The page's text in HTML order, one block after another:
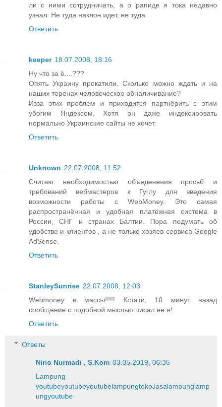
ли с ними сотрудничать, а о рапиде я тока недавно
узнал. Не туда наклон идет, не туда.
Ответить
keeper 18.07.2008, 18:16
Ну что за ё....???
Опять Украину прокатили. Сколько можно ждать и на
наших теренах человеческое обналичивание?
Изза этих проблем и приходится партнёрить с этим
убогим Яндексом. Хотя он даже индексировать
нормально Украинские сайты не хочет.
Ответить
Unknown 22.07.2008, 11:52
Считаю необходимостью объеденения просьб и
требований вебмастеров к Гуглу для введения
возможности работы с WebMoney. Это самая
распространённая и удобная платёжная система в
России, СНГ и странах Балтии. Пора подумать об
удобстве и клиентов , а не только хозяев сервиса Google
AdSense.
Ответить
StanleySunrise 22.07.2008, 12:03
Webmoney в массы!!!!! Кстати, 10 минут назад
сообщение с подобной мыслью писал не я!
Ответить
Ответы
Nino Nurmadi , S.Kom 03.05.2019, 06:35
Lampung
youtubeyoutubeyoutubelampungtokoJasalampunglamp
ungyoutube